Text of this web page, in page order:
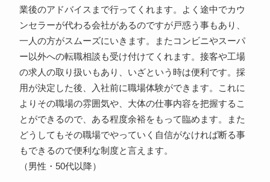
業後のアドバイスまで行ってくれます。よく途中でカウ
ンセラーが代わる会社があるのですが戸惑う事もあり、
一人の方がスムーズにいきます。またコンビニやスーパ
ー以外への転職相談も受け付けてくれます。接客や工場
の求人の取り扱いもあり、いざという時は便利です。採
用が決定した後、入社前に職場体験ができます。これに
よりその職場の雰囲気や、大体の仕事内容を把握するこ
とができるので、ある程度余裕をもって臨めます。また
どうしてもその職場でやっていく自信がなければ断る事
もできるので便利な制度と言えます。
（男性・50代以降）